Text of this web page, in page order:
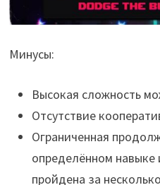
Минусы:
Высокая сложность
Отсутствие
Ограниченная
определённом навыке
пройдена за